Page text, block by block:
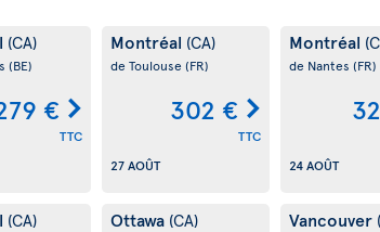
(CA)
(BE)
€
TTC
Montréal (CA)
de Toulouse (FR)
302 €
TTC
27 AOÛT
Montréal
de Nantes (FR)
24 AOÛT
(CA) Ottawa (CA) Vancouver